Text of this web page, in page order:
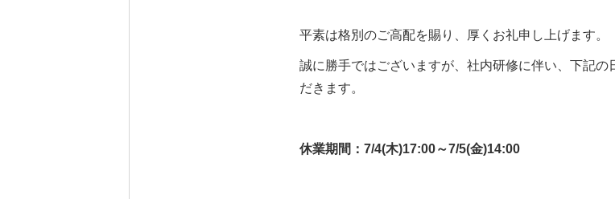
平素は格別のご高配を賜り、厚くお礼申し上げます。
誠に勝手ではございますが、社内研修に伴い、下記の
だきます。
休業期間：7/4(木)17:00～7/5(金)14:00